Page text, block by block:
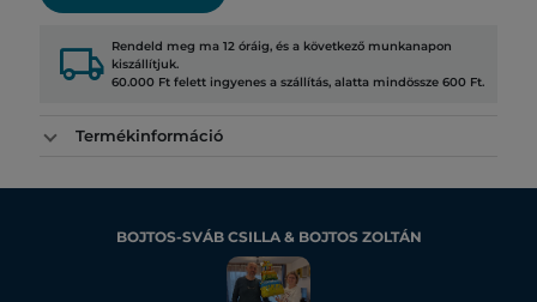
local_shipping Rendeld meg ma 12 óráig, és a következő munkanapon
kiszállítjuk.
60.000 Ft felett ingyenes a szállítás, alatta mindössze 600 Ft.
Termékinformáció
BOJTOS-SVÁB CSILLA & BOJTOS ZOLTÁN